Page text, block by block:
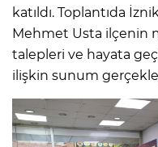
katıldı. Toplantıda
Mehmet Usta ilçenin
talepleri ve hayata
ilişkin sunum